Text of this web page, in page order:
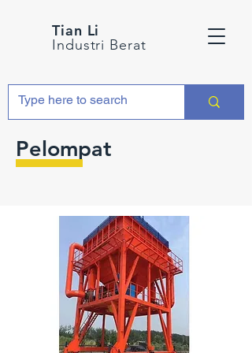
Tian Li
Industri Berat
Pelompat